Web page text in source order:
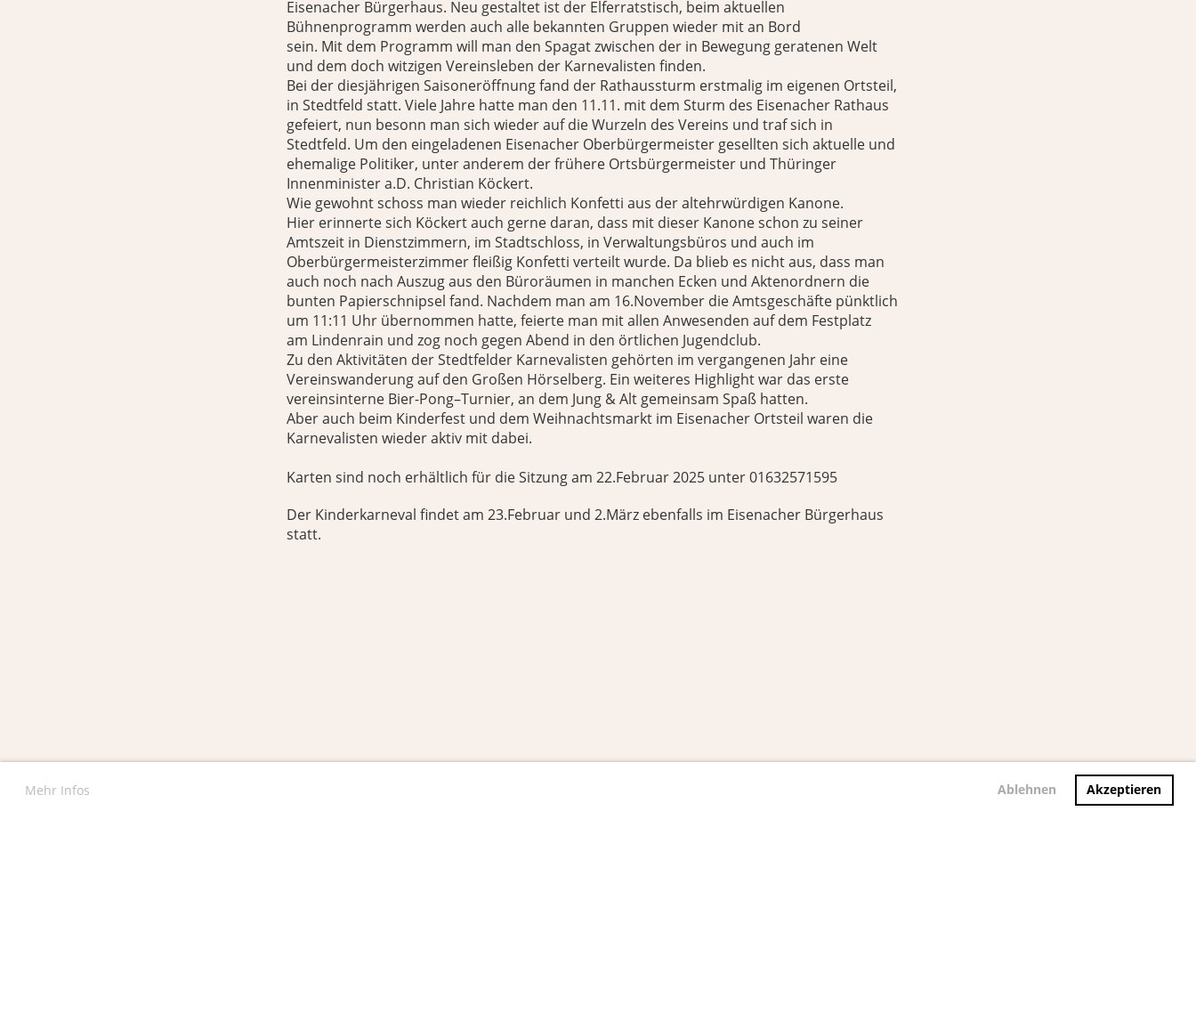
Mehr Infos Ablehnen Akzeptieren
Eisenacher Bürgerhaus. Neu gestaltet ist der Elferratstisch, beim aktuellen
Bühnenprogramm werden auch alle bekannten Gruppen wieder mit an Bord
sein. Mit dem Programm will man den Spagat zwischen der in Bewegung geratenen Welt
und dem doch witzigen Vereinsleben der Karnevalisten finden.
Bei der diesjährigen Saisoneröffnung fand der Rathaussturm erstmalig im eigenen Ortsteil,
in Stedtfeld statt. Viele Jahre hatte man den 11.11. mit dem Sturm des Eisenacher Rathaus
gefeiert, nun besonn man sich wieder auf die Wurzeln des Vereins und traf sich in
Stedtfeld. Um den eingeladenen Eisenacher Oberbürgermeister gesellten sich aktuelle und
ehemalige Politiker, unter anderem der frühere Ortsbürgermeister und Thüringer
Innenminister a.D. Christian Köckert.
Wie gewohnt schoss man wieder reichlich Konfetti aus der altehrwürdigen Kanone.
Hier erinnerte sich Köckert auch gerne daran, dass mit dieser Kanone schon zu seiner
Amtszeit in Dienstzimmern, im Stadtschloss, in Verwaltungsbüros und auch im
Oberbürgermeisterzimmer fleißig Konfetti verteilt wurde. Da blieb es nicht aus, dass man
auch noch nach Auszug aus den Büroräumen in manchen Ecken und Aktenordnern die
bunten Papierschnipsel fand. Nachdem man am 16.November die Amtsgeschäfte pünktlich
um 11:11 Uhr übernommen hatte, feierte man mit allen Anwesenden auf dem Festplatz
am Lindenrain und zog noch gegen Abend in den örtlichen Jugendclub.
Zu den Aktivitäten der Stedtfelder Karnevalisten gehörten im vergangenen Jahr eine
Vereinswanderung auf den Großen Hörselberg. Ein weiteres Highlight war das erste
vereinsinterne Bier-Pong–Turnier, an dem Jung & Alt gemeinsam Spaß hatten.
Aber auch beim Kinderfest und dem Weihnachtsmarkt im Eisenacher Ortsteil waren die
Karnevalisten wieder aktiv mit dabei.
Karten sind noch erhältlich für die Sitzung am 22.Februar 2025 unter 01632571595
Der Kinderkarneval findet am 23.Februar und 2.März ebenfalls im Eisenacher Bürgerhaus
statt.